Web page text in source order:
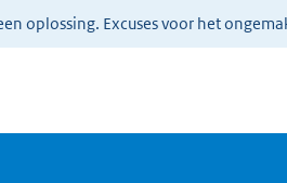
oplossing. Excuses voor het